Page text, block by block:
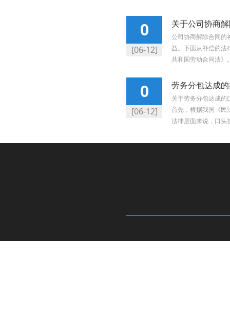
0
[06-12]
关于公司协商
公司协商解除合同的
益。下面从补偿的法
共和国劳动合同法》
0
[06-12]
劳务分包达成
关于劳务分包达成的
首先，根据我国《民
法律层面来说，口头